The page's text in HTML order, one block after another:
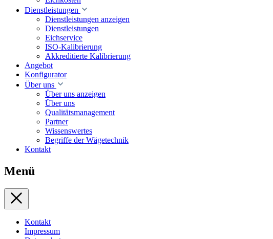
Dienstleistungen
Dienstleistungen anzeigen
Dienstleistungen
Eichservice
ISO-Kalibrierung
Akkreditierte Kalibrierung
Angebot
Konfigurator
Über uns
Über uns anzeigen
Über uns
Qualitätsmanagement
Partner
Wissenswertes
Begriffe der Wägetechnik
Kontakt
Menü
Kontakt
Impressum